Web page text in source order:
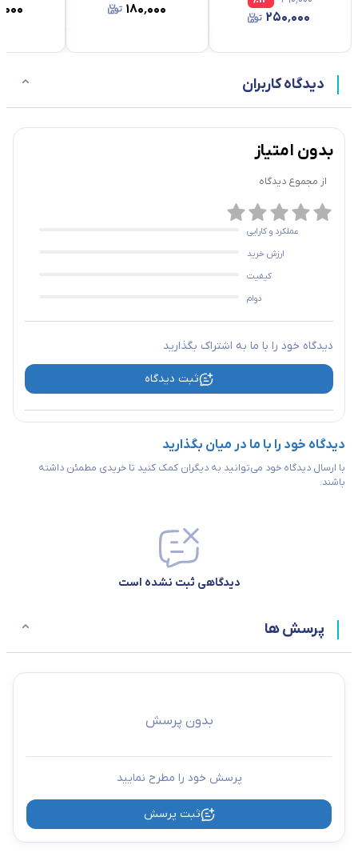
۲۵۰٬۰۰۰
۱۸۰٬۰۰۰
دیدگاه کاربران
بدون امتیاز
از مجموع دیدگاه
عملکرد و کارایی
ارزش خرید
کیفیت
دوام
دیدگاه خود را با ما به اشتراک بگذارید
ثبت دیدگاه
دیدگاه خود را با ما در میان بگذارید
با ارسال دیدگاه خود می‌توانید به دیگران کمک کنید تا خریدی مطمئن داشته
باشند.
دیدگاهی ثبت نشده است
پرسش ها
بدون پرسش
پرسش خود را مطرح نمایید
ثبت پرسش